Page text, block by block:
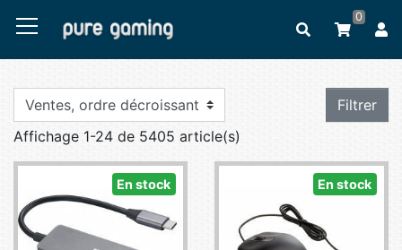
0
Filtrer
Affichage 1-24 de 5405 article(s)
En stock En stock